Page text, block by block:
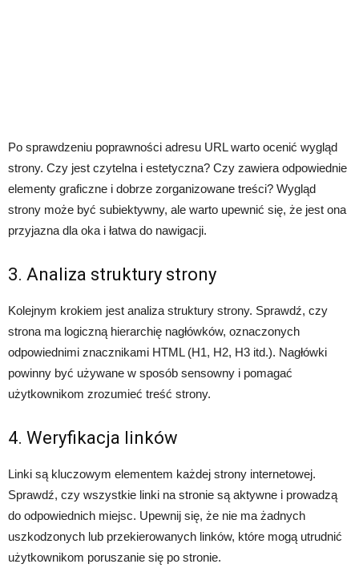
Po sprawdzeniu poprawności adresu URL warto ocenić wygląd
strony. Czy jest czytelna i estetyczna? Czy zawiera odpowiednie
elementy graficzne i dobrze zorganizowane treści? Wygląd
strony może być subiektywny, ale warto upewnić się, że jest ona
przyjazna dla oka i łatwa do nawigacji.
3. Analiza struktury strony
Kolejnym krokiem jest analiza struktury strony. Sprawdź, czy
strona ma logiczną hierarchię nagłówków, oznaczonych
odpowiednimi znacznikami HTML (H1, H2, H3 itd.). Nagłówki
powinny być używane w sposób sensowny i pomagać
użytkownikom zrozumieć treść strony.
4. Weryfikacja linków
Linki są kluczowym elementem każdej strony internetowej.
Sprawdź, czy wszystkie linki na stronie są aktywne i prowadzą
do odpowiednich miejsc. Upewnij się, że nie ma żadnych
uszkodzonych lub przekierowanych linków, które mogą utrudnić
użytkownikom poruszanie się po stronie.